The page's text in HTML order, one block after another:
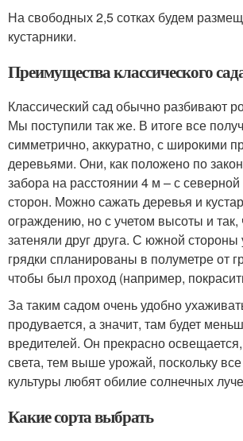
На свободных 2,5 сотках будем
кустарники.
Преимущества классического
Классический сад обычно разбивают
Мы поступили так же. В итоге все
симметрично, аккуратно, с широкими
деревьями. Они, как положено по
забора на расстоянии 4 м – с
сторон. Можно сажать деревья и
ограждению, но с учетом высоты и
затеняли друг друга. С южной стороны
грядки спланированы в полуметре от
чтобы был проход (например,
За таким садом очень удобно
продувается, а значит, там будет
вредителей. Он прекрасно
света, тем выше урожай, поскольку
культуры любят обилие солнечных
Какие сорта выбрать